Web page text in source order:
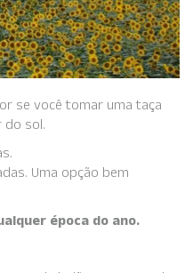
se você tomar uma taça
do sol.
Uma opção bem
época do ano.